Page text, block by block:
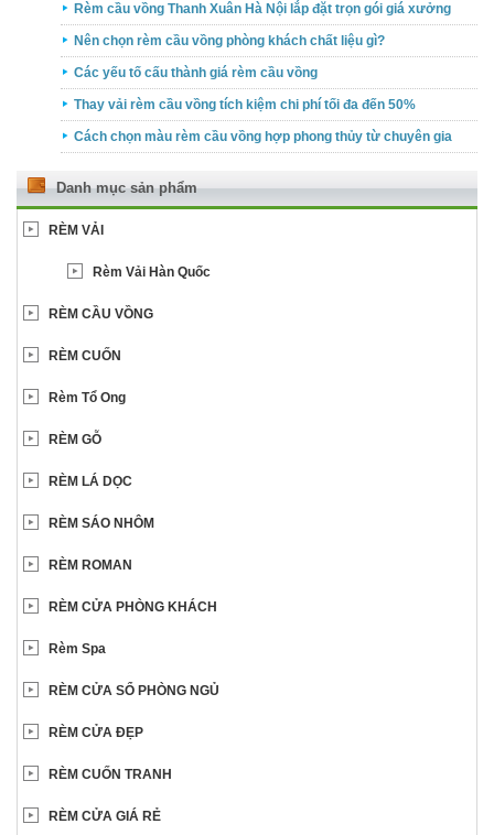
Rèm cầu vồng Thanh Xuân Hà Nội lắp đặt trọn gói giá xưởng
Nên chọn rèm cầu vồng phòng khách chất liệu gì?
Các yếu tố cấu thành giá rèm cầu vồng
Thay vải rèm cầu vồng tích kiệm chi phí tối đa đến 50%
Cách chọn màu rèm cầu vồng hợp phong thủy từ chuyên gia
Danh mục sản phẩm
RÈM VẢI
Rèm Vải Hàn Quốc
RÈM CẦU VỒNG
RÈM CUỐN
Rèm Tổ Ong
RÈM GỖ
RÈM LÁ DỌC
RÈM SÁO NHÔM
RÈM ROMAN
RÈM CỬA PHÒNG KHÁCH
Rèm Spa
RÈM CỬA SỔ PHÒNG NGỦ
RÈM CỬA ĐẸP
RÈM CUỐN TRANH
RÈM CỬA GIÁ RẺ